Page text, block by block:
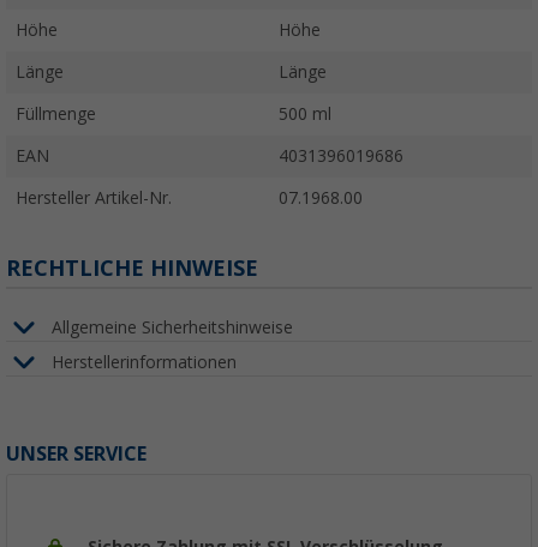
Höhe Höhe
Länge Länge
Füllmenge 500 ml
EAN 4031396019686
Hersteller Artikel-Nr. 07.1968.00
RECHTLICHE HINWEISE
Allgemeine Sicherheitshinweise
Herstellerinformationen
UNSER SERVICE